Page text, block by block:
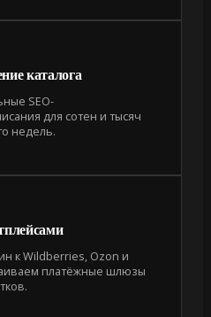
каталога
SEO-
для сотен и тысяч
недель.
к Wildberries, Ozon и
платёжные шлюзы